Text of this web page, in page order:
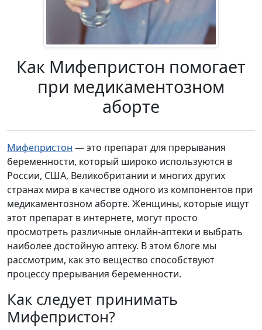
Как Мифепристон помогает
при медикаментозном
аборте
Мифепристон — это препарат для прерывания
беременности, который широко используются в
России, США, Великобритании и многих других
странах мира в качестве одного из компонентов при
медикаментозном аборте. Женщины, которые ищут
этот препарат в интернете, могут просто
просмотреть различные онлайн-аптеки и выбрать
наиболее достойную аптеку. В этом блоге мы
рассмотрим, как это вещество способствуют
процессу прерывания беременности.
Как следует принимать
Мифепристон?